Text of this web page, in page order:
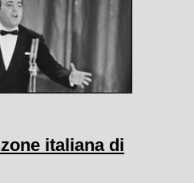
italiana di